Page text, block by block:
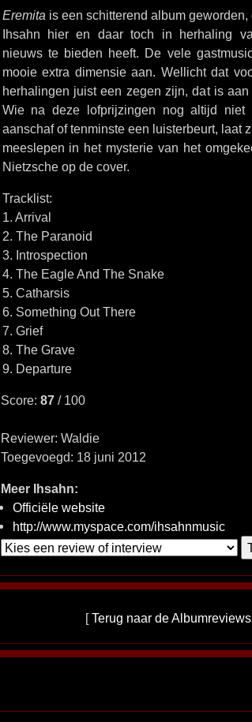
Eremita is een schitterend album
Ihsahn hier en daar toch in herhaling
nieuws te bieden heeft. De vele
mooie extra dimensie aan. Wellicht dat
herhalingen juist een zegen zijn, dat is
Wie na deze lofprijzingen nog altijd niet
aanschaf of tenminste een luisterbeurt, laat
meeslepen in het mysterie van het
Nietzsche op de cover.
Tracklist:
1. Arrival
2. The Paranoid
3. Introspection
4. The Eagle And The Snake
5. Catharsis
6. Something Out There
7. Grief
8. The Grave
9. Departure
Score: 87/ 100
Reviewer: Waldie
Toegevoegd: 18 juni 2012
Meer Ihsahn:
Officiële website
http://www.myspace.com/ihsahnmusic
[Terug naar de Albumreviews